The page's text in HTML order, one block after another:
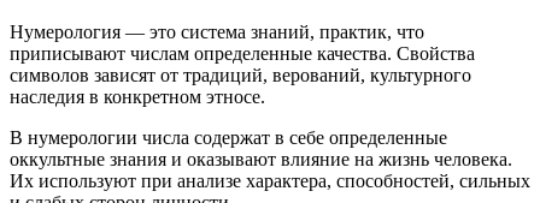
Нумерология — это система знаний, практик, что
приписывают числам определенные качества. Свойства
символов зависят от традиций, верований, культурного
наследия в конкретном этносе.
В нумерологии числа содержат в себе определенные
оккультные знания и оказывают влияние на жизнь человека.
Их используют при анализе характера, способностей, сильных